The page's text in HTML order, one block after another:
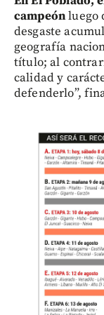
campeónluego
desgaste
geografía
título; al
calidad y
defenderlo”,